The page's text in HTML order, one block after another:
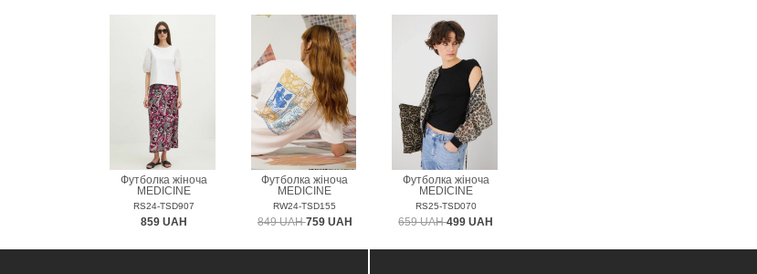
Футболка жіноча
MEDICINE
RS24-TSD907
859 UAH
Футболка жіноча
MEDICINE
RW24-TSD155
849 UAH759 UAH
Футболка жіноча
MEDICINE
RS25-TSD070
659 UAH499 UAH